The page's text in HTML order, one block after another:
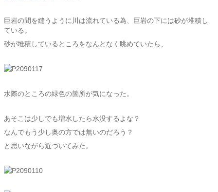
巨岩の間を縫うように川は流れている為、巨岩の下には砂が堆積し
ている。
砂が堆積しているところをなんとなく眺めていたら、
水際のところの緑色の箇所が気になった。
あそこは少しでも増水したら水没するよな？
なんでもう少し奥の方では無いのだろう？
と思いながら近づいてみた。